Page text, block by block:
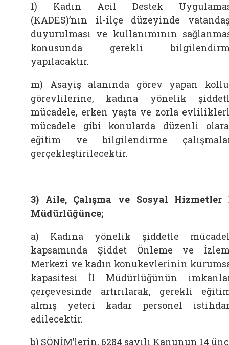
l) Kadın Acil Destek
(KADES)’nın il-ilçe düzeyinde
duyurulması ve kullanımının
konusunda gerekli
yapılacaktır.
m) Asayiş alanında görev yapan
görevlilerine, kadına yönelik
mücadele, erken yaşta ve zorla
mücadele gibi konularda düzenli
eğitim ve bilgilendirme
gerçekleştirilecektir.
3) Aile, Çalışma ve Sosyal Hizmetler
Müdürlüğünce;
a) Kadına yönelik şiddetle
kapsamında Şiddet Önleme ve
Merkezi ve kadın konukevlerinin
kapasitesi İl Müdürlüğünün
çerçevesinde artırılarak, gerekli
almış yeteri kadar personel
edilecektir.
b) ŞÖNİM’lerin, 6284 sayılı Kanunun 14